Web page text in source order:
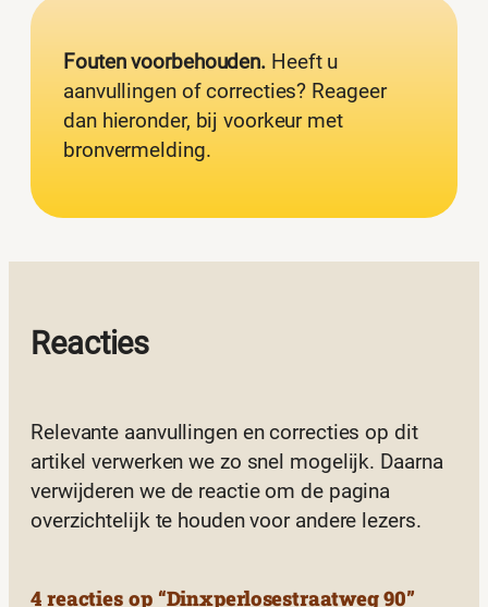
Fouten voorbehouden. Heeft u
aanvullingen of correcties? Reageer
dan hieronder, bij voorkeur met
bronvermelding.
Reacties
Relevante aanvullingen en correcties op dit
artikel verwerken we zo snel mogelijk. Daarna
verwijderen we de reactie om de pagina
overzichtelijk te houden voor andere lezers.
4 reacties op “Dinxperlosestraatweg 90”